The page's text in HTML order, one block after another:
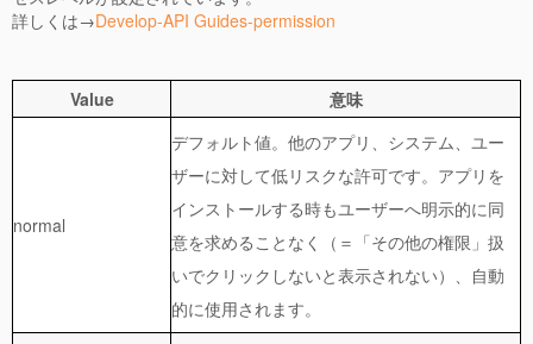
詳しくは→Develop-API Guides-permission
Value 意味
normal
デフォルト値。他のアプリ、システム、ユー
ザーに対して低リスクな許可です。アプリを
インストールする時もユーザーへ明示的に同
意を求めることなく（＝「その他の権限」扱
いでクリックしないと表示されない）、自動
的に使用されます。